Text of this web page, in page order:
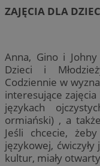
ZAJĘCIA DLA
Anna, Gino i
Dzieci i
Codziennie w
interesujące
językach
ormiański) , a
Jeśli chcecie,
językowej,
kultur, miały